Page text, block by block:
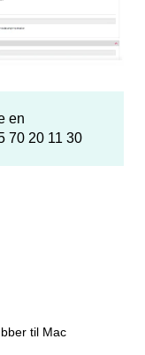
en
70 20 11 30
til Mac